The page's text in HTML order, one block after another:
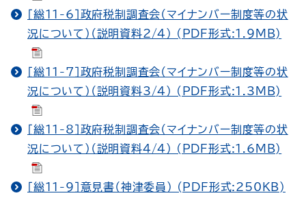
［総11-6］政府税制調査会（マイナンバー制度等の状
況について）（説明資料2/4） (PDF形式:1.9MB)
［総11-7］政府税制調査会（マイナンバー制度等の状
況について）（説明資料3/4） (PDF形式:1.3MB)
［総11-8］政府税制調査会（マイナンバー制度等の状
況について）（説明資料4/4） (PDF形式:1.6MB)
［総11-9］意見書（神津委員） (PDF形式:250KB)